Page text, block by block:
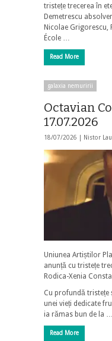
tristețe trecerea în
Demetrescu
Nicolae Grigorescu,
École …
Read More
galaxia nemuririi
Octavian
17.07.2026
18/07/2026 | Nistor
Uniunea Artiștilor
anunță cu tristețe
Rodica-Xenia
Cu profundă tristețe
unei vieți dedicate
ia rămas bun de la …
Read More